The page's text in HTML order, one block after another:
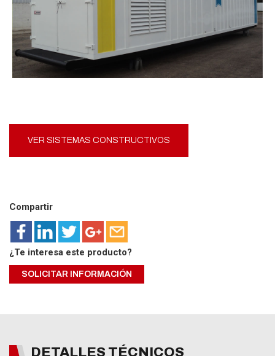
VER SISTEMAS CONSTRUCTIVOS
Compartir
¿Te interesa este producto?
SOLICITAR INFORMACIÓN
DETALLES TÉCNICOS